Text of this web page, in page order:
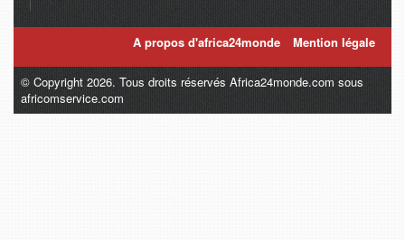
A propos d'africa24monde Mention légale
© Copyright 2026. Tous droits réservés Africa24monde.com sous
africomservice.com